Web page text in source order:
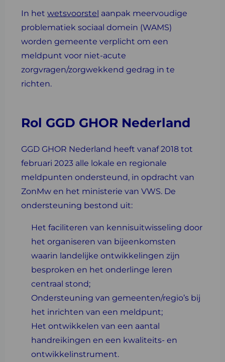
In het wetsvoorstel aanpak meervoudige
problematiek sociaal domein (WAMS)
worden gemeente verplicht om een
meldpunt voor niet-acute
zorgvragen/zorgwekkend gedrag in te
richten.
Rol GGD GHOR Nederland
GGD GHOR Nederland heeft vanaf 2018 tot
februari 2023 alle lokale en regionale
meldpunten ondersteund, in opdracht van
ZonMw en het ministerie van VWS. De
ondersteuning bestond uit:
Het faciliteren van kennisuitwisseling door
het organiseren van bijeenkomsten
waarin landelijke ontwikkelingen zijn
besproken en het onderlinge leren
centraal stond;
Ondersteuning van gemeenten/regio’s bij
het inrichten van een meldpunt;
Het ontwikkelen van een aantal
handreikingen en een kwaliteits- en
ontwikkelinstrument.